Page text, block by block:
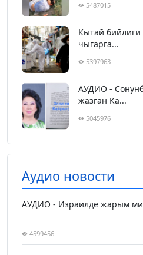
5487015
Кытай бийлиги
чыгарга...
5397963
АУДИО -
жазган Ка...
5045976
Аудио новости
АУДИО - Израилде жарым
4599456